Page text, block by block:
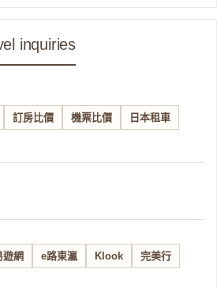
inquiries
訂房比價 機票比價 日本租車
遊網 e路東瀛 Klook 完美行